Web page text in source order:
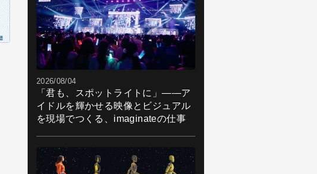
2026/08/04
「君も、スポットライトに」――ア
イドルを輝かせる映像とビジュアル
を現場でつくる、imaginateの仕事